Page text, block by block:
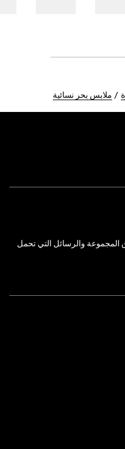
ملابس بحر نسائية
والرسائل التي تحمل